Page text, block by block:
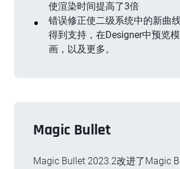
使渲染时间提高了3倍
错误修正使二级系统中的新曲
得到支持，在Designer中预览
画，以及更多。
Magic Bullet
Magic Bullet 2023.2改进了Magic